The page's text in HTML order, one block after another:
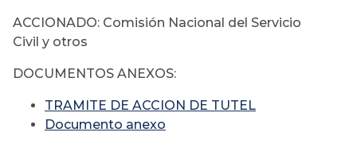
ACCIONADO: Comisión Nacional del Servicio
Civil y otros
DOCUMENTOS ANEXOS:
TRAMITE DE ACCION DE TUTEL
Documento anexo